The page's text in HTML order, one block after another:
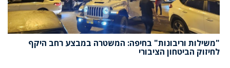
"משילות וריבונות" בחיפה: המשטרה במבצע רחב היקף
לחיזוק הביטחון הציבורי